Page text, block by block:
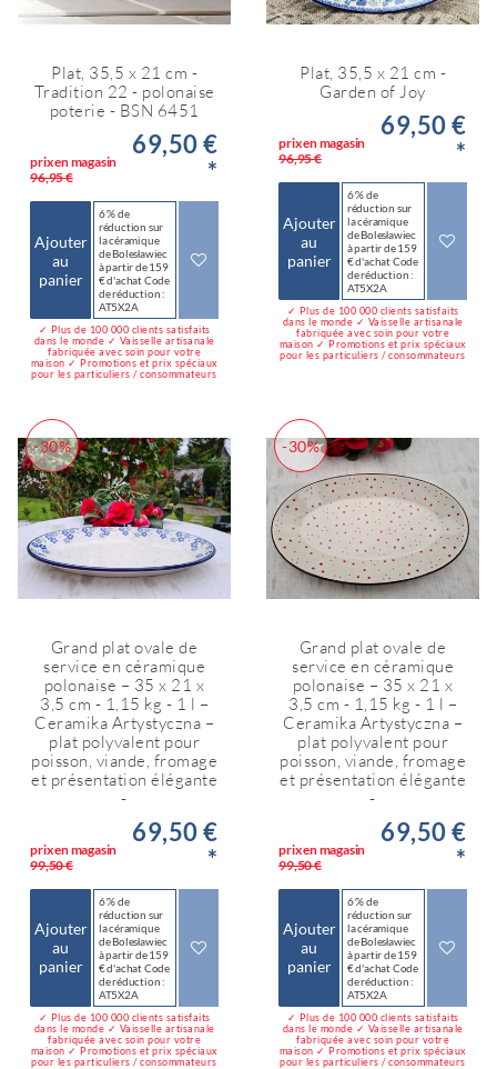
Plat, 35,5 x 21 cm -
Tradition 22 - polonaise
poterie - BSN 6451
prix en magasin
96,95 €
69,50 €
*
Ajouter
au
panier
6 % de
réduction sur
la céramique
de Bolesławiec
à partir de 159
€ d'achat Code
de réduction :
AT5X2A
✓ Plus de 100 000 clients satisfaits
dans le monde ✓ Vaisselle artisanale
fabriquée avec soin pour votre
maison ✓ Promotions et prix spéciaux
pour les particuliers / consommateurs
Plat, 35,5 x 21 cm -
Garden of Joy
prix en magasin
96,95 €
69,50 €
*
Ajouter
au
panier
6 % de
réduction sur
la céramique
de Bolesławiec
à partir de 159
€ d'achat Code
de réduction :
AT5X2A
✓ Plus de 100 000 clients satisfaits
dans le monde ✓ Vaisselle artisanale
fabriquée avec soin pour votre
maison ✓ Promotions et prix spéciaux
pour les particuliers / consommateurs
-30%
Grand plat ovale de
service en céramique
polonaise – 35 x 21 x
3,5 cm - 1,15 kg - 1 l –
Ceramika Artystyczna –
plat polyvalent pour
poisson, viande, fromage
et présentation élégante
-
prix en magasin
99,50 €
69,50 €
*
Ajouter
au
panier
6 % de
réduction sur
la céramique
de Bolesławiec
à partir de 159
€ d'achat Code
de réduction :
AT5X2A
✓ Plus de 100 000 clients satisfaits
dans le monde ✓ Vaisselle artisanale
fabriquée avec soin pour votre
maison ✓ Promotions et prix spéciaux
pour les particuliers / consommateurs
-30%
Grand plat ovale de
service en céramique
polonaise – 35 x 21 x
3,5 cm - 1,15 kg - 1 l –
Ceramika Artystyczna –
plat polyvalent pour
poisson, viande, fromage
et présentation élégante
-
prix en magasin
99,50 €
69,50 €
*
Ajouter
au
panier
6 % de
réduction sur
la céramique
de Bolesławiec
à partir de 159
€ d'achat Code
de réduction :
AT5X2A
✓ Plus de 100 000 clients satisfaits
dans le monde ✓ Vaisselle artisanale
fabriquée avec soin pour votre
maison ✓ Promotions et prix spéciaux
pour les particuliers / consommateurs